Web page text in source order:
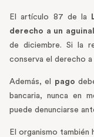
El artículo 87 de la
derecho a un
de diciembre. Si la
conserva el derecho
Además, el pago
bancaria, nunca en
puede denunciarse
El organismo también